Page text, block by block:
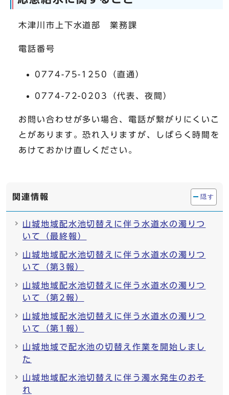
木津川市上下水道部 業務課
電話番号
0774-75-1250（直通）
0774-72-0203（代表、夜間）
お問い合わせが多い場合、電話が繋がりにくいこ
とがあります。恐れ入りますが、しばらく時間を
あけておかけ直しください。
関連情報 隠す
山城地域配水池切替えに伴う水道水の濁りつ
いて（最終報）
山城地域配水池切替えに伴う水道水の濁りつ
いて（第3報）
山城地域配水池切替えに伴う水道水の濁りつ
いて（第2報）
山城地域配水池切替えに伴う水道水の濁りつ
いて（第1報）
山城地域で配水池の切替え作業を開始しまし
た
山城地域配水池切替えに伴う濁水発生のおそ
れ